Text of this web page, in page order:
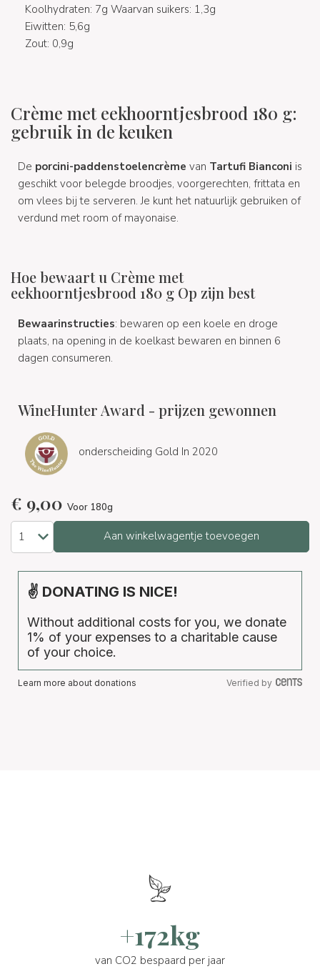
Koolhydraten: 7g Waarvan suikers: 1,3g
Eiwitten: 5,6g
Zout: 0,9g
Crème met eekhoorntjesbrood 180 g:
gebruik in de keuken
De porcini-paddenstoelencrème van Tartufi Bianconi is
geschikt voor belegde broodjes, voorgerechten, frittata en
om vlees bij te serveren. Je kunt het natuurlijk gebruiken of
verdund met room of mayonaise.
Hoe bewaart u Crème met
eekhoorntjesbrood 180 g Op zijn best
Bewaarinstructies: bewaren op een koele en droge
plaats, na opening in de koelkast bewaren en binnen 6
dagen consumeren.
WineHunter Award - prijzen gewonnen
onderscheiding Gold In 2020
€ 9,00 Voor 180g
Aan winkelwagentje toevoegen
✌ DONATING IS NICE!
Without additional costs for you, we donate
1% of your expenses to a charitable cause
of your choice.
Learn more about donations Verified by
+172kg
van CO2 bespaard per jaar